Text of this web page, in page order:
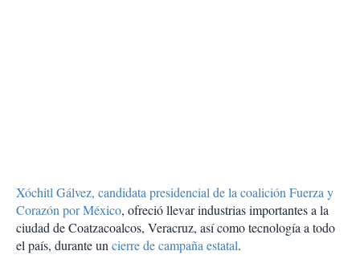
Xóchitl Gálvez, candidata presidencial de la coalición Fuerza y
Corazón por México, ofreció llevar industrias importantes a la
ciudad de Coatzacoalcos, Veracruz, así como tecnología a todo
el país, durante uncierre de campaña estatal.